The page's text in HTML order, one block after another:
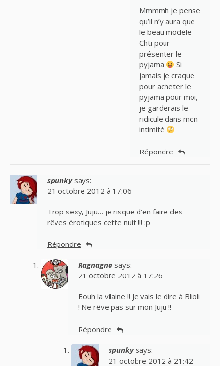
Mmmmh je pense
qu’il n’y aura que
le beau modèle
Chti pour
présenter le
pyjama
Si
jamais je craque
pour acheter le
pyjama pour moi,
je garderais le
ridicule dans mon
intimité
Répondre
spunky says:
21 octobre 2012 à 17:06
Trop sexy, Juju… je risque d’en faire des
rêves érotiques cette nuit !!! :p
Répondre
Ragnagna says:
21 octobre 2012 à 17:26
Bouh la vilaine !! Je vais le dire à Blibli
! Ne rêve pas sur mon Juju !!
Répondre
spunky says:
21 octobre 2012 à 21:42